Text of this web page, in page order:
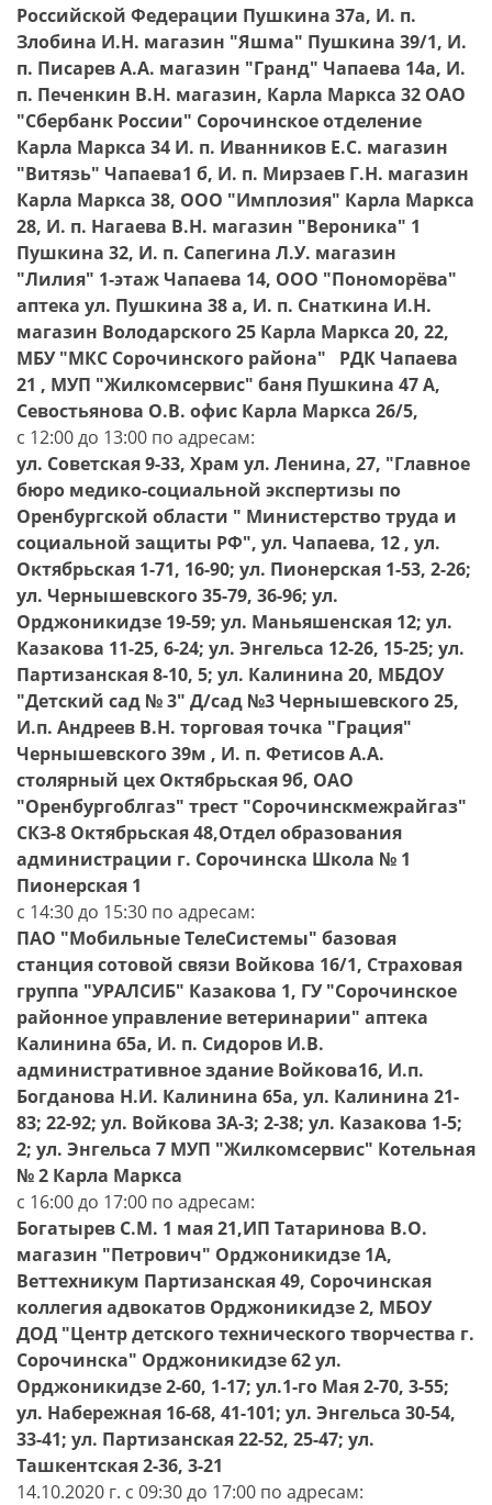
Российской Федерации Пушкина 37а, И. п.
Злобина И.Н. магазин "Яшма" Пушкина 39/1, И.
п. Писарев А.А. магазин "Гранд" Чапаева 14а, И.
п. Печенкин В.Н. магазин, Карла Маркса 32 ОАО
"Сбербанк России" Сорочинское отделение
Карла Маркса 34 И. п. Иванников Е.С. магазин
"Витязь" Чапаева1 б, И. п. Мирзаев Г.Н. магазин
Карла Маркса 38, ООО "Имплозия" Карла Маркса
28, И. п. Нагаева В.Н. магазин "Вероника" 1
Пушкина 32, И. п. Сапегина Л.У. магазин
"Лилия" 1-этаж Чапаева 14, ООО "Пономорёва"
аптека ул. Пушкина 38 а, И. п. Снаткина И.Н.
магазин Володарского 25 Карла Маркса 20, 22,
МБУ "МКС Сорочинского района" РДК Чапаева
21 , МУП "Жилкомсервис" баня Пушкина 47 А,
Севостьянова О.В. офис Карла Маркса 26/5,
с 12:00 до 13:00 по адресам:
ул. Советская 9-33, Храм ул. Ленина, 27, "Главное
бюро медико-социальной экспертизы по
Оренбургской области " Министерство труда и
социальной защиты РФ", ул. Чапаева, 12 , ул.
Октябрьская 1-71, 16-90; ул. Пионерская 1-53, 2-26;
ул. Чернышевского 35-79, 36-96; ул.
Орджоникидзе 19-59; ул. Маньяшенская 12; ул.
Казакова 11-25, 6-24; ул. Энгельса 12-26, 15-25; ул.
Партизанская 8-10, 5; ул. Калинина 20, МБДОУ
"Детский сад № 3" Д/сад №3 Чернышевского 25,
И.п. Андреев В.Н. торговая точка "Грация"
Чернышевского 39м , И. п. Фетисов А.А.
столярный цех Октябрьская 9б, ОАО
"Оренбургоблгаз" тpест "Соpочинскмежpайгаз"
СКЗ-8 Октябрьская 48,Отдел образования
администрации г. Сорочинска Школа № 1
Пионерская 1
с 14:30 до 15:30 по адресам:
ПАО "Мобильные ТелеСистемы" базовая
станция сотовой связи Войкова 16/1, Страховая
группа "УРАЛСИБ" Казакова 1, ГУ "Сорочинское
районное управление ветеринарии" аптека
Калинина 65а, И. п. Сидоров И.В.
административное здание Войкова16, И.п.
Богданова Н.И. Калинина 65а, ул. Калинина 21-
83; 22-92; ул. Войкова 3А-3; 2-38; ул. Казакова 1-5;
2; ул. Энгельса 7 МУП "Жилкомсервис" Котельная
№ 2 Карла Маркса
с 16:00 до 17:00 по адресам:
Богатырев С.М. 1 мая 21,ИП Татаринова В.О.
магазин "Петрович" Орджоникидзе 1А,
Веттехникум Партизанская 49, Сорочинская
коллегия адвокатов Орджоникидзе 2, МБОУ
ДОД "Центр детского технического творчества г.
Сорочинска" Орджоникидзе 62 ул.
Орджоникидзе 2-60, 1-17; ул.1-го Мая 2-70, 3-55;
ул. Набережная 16-68, 41-101; ул. Энгельса 30-54,
33-41; ул. Партизанская 22-52, 25-47; ул.
Ташкентская 2-36, 3-21
14.10.2020 г. с 09:30 до 17:00 по адресам: